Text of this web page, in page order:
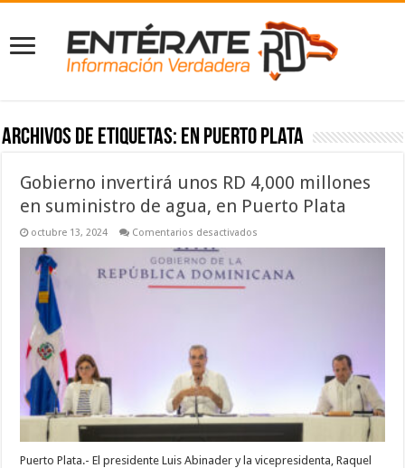
Archivos de etiquetas: en Puerto Plata
Gobierno invertirá unos RD 4,000 millones
en suministro de agua, en Puerto Plata
octubre 13, 2024 Comentarios desactivados
unos
RD
Puerto Plata.- El presidente Luis Abinader y la vicepresidenta, Raquel